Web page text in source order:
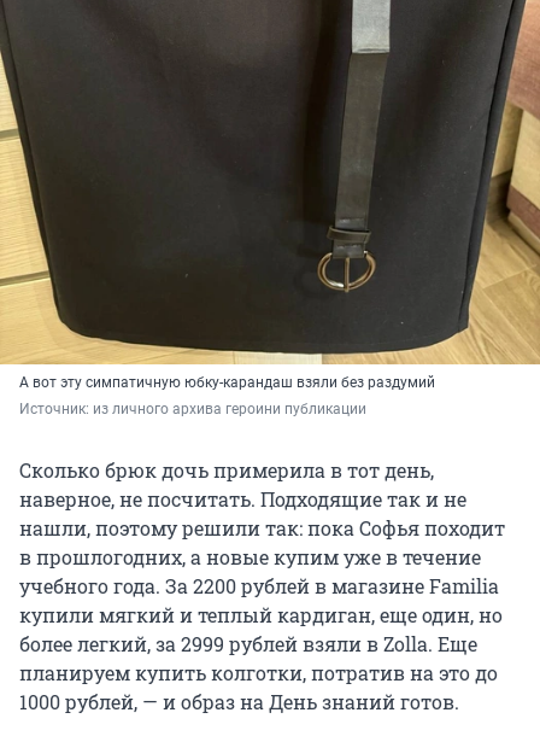
А вот эту симпатичную юбку-карандаш взяли без раздумий
Источник: из личного архива героини публикации
Сколько брюк дочь примерила в тот день,
наверное, не посчитать. Подходящие так и не
нашли, поэтому решили так: пока Софья походит
в прошлогодних, а новые купим уже в течение
учебного года. За 2200 рублей в магазине Familia
купили мягкий и теплый кардиган, еще один, но
более легкий, за 2999 рублей взяли в Zolla. Еще
планируем купить колготки, потратив на это до
1000 рублей, — и образ на День знаний готов.